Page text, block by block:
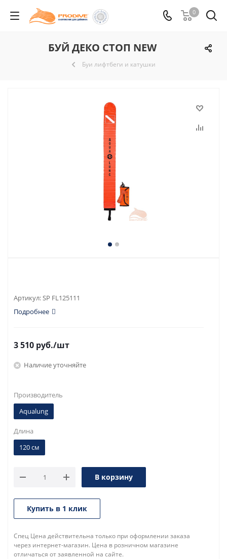
0
БУЙ ДЕКО СТОП NEW
Буи лифтбеги и катушки
Артикул:SP FL125111
Подробнее
3 510 руб./шт
Наличие уточняйте
Производитель
Aqualung
Длина
120 см
В корзину
Купить в 1 клик
Спец Цена действительна только при оформлении заказа
через интернет-магазин. Цена в розничном магазине
отличаться от заявленной на сайте.